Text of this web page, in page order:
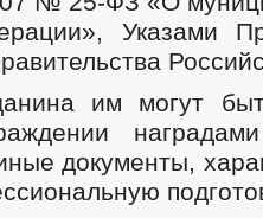
Указами
им могут
документы,